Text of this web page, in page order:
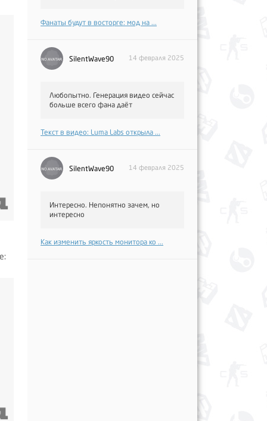
Фанаты будут в восторге: мод на ...
SilentWave90 14 февраля 2025
Любопытно. Генерация видео сейчас
больше всего фана даёт
Текст в видео: Luma Labs открыла ...
SilentWave90 14 февраля 2025
Интересно. Непонятно зачем, но
интересно
Как изменить яркость монитора ко ...